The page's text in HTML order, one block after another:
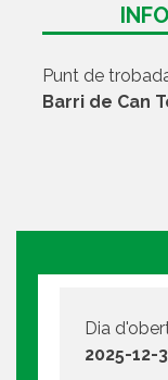
Punt de
Barri de Can
Dia
2025-12-